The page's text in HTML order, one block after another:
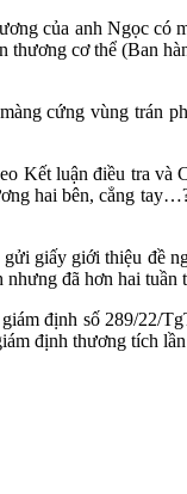
của anh Ngọc có
cơ thể (Ban
cứng vùng trán
Kết luận điều tra
hai bên, cẳng
giấy giới thiệu đề
đã hơn hai
định số 289/22/
định thương tích